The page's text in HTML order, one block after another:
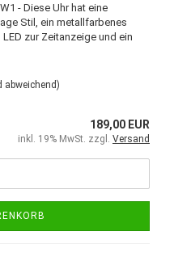
- Diese Uhr hat eine
Stil, ein metallfarbenes
zur Zeitanzeige und ein
abweichend)
189,00 EUR
inkl. 19% MwSt. zzgl. Versand